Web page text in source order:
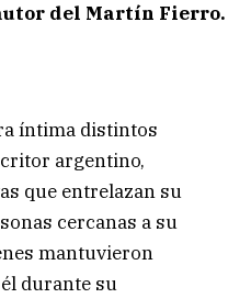
del Martín Fierro.
íntima distintos
argentino,
que entrelazan su
cercanas a su
mantuvieron
durante su